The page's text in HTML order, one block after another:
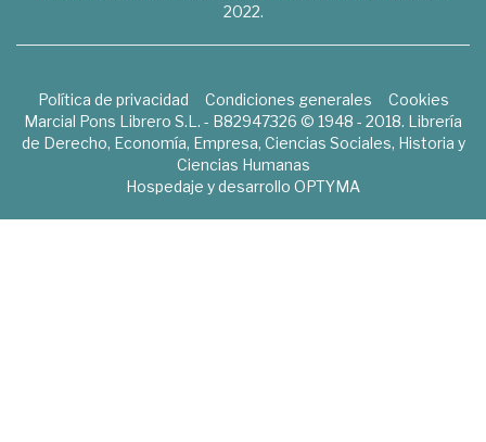
2022.
Política de privacidad Condiciones generales
Cookies
Marcial Pons Librero S.L. - B82947326 © 1948 - 2018. Librería
de Derecho, Economía, Empresa, Ciencias Sociales, Historia y
Ciencias Humanas
Hospedaje y desarrollo OPTYMA